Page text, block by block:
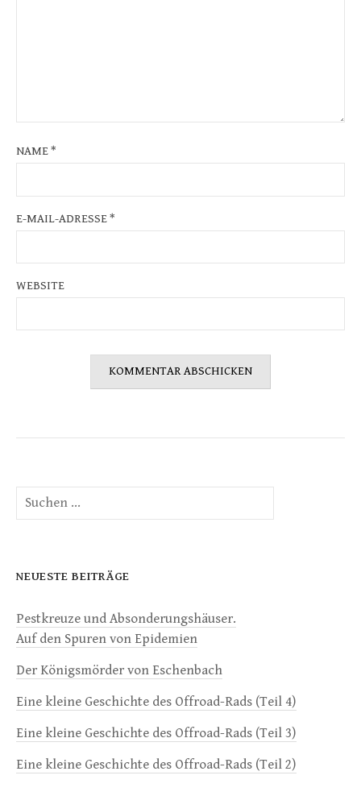
NAME*
E-MAIL-ADRESSE*
WEBSITE
Suchen
nach:
NEUESTE BEITRÄGE
Pestkreuze und Absonderungshäuser.
Auf den Spuren von Epidemien
Der Königsmörder von Eschenbach
Eine kleine Geschichte des Offroad-Rads (Teil 4)
Eine kleine Geschichte des Offroad-Rads (Teil 3)
Eine kleine Geschichte des Offroad-Rads (Teil 2)